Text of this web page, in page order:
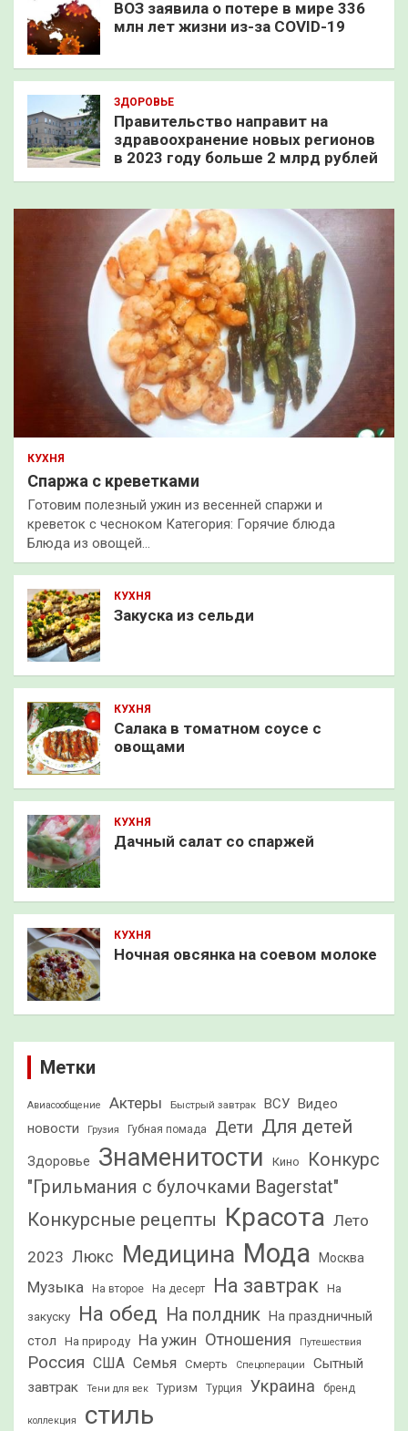
ВОЗ заявила о потере в мире 336
млн лет жизни из-за COVID-19
ЗДОРОВЬЕ
Правительство направит на
здравоохранение новых регионов
в 2023 году больше 2 млрд рублей
КУХНЯ
Спаржа с креветками
Готовим полезный ужин из весенней спаржи и
креветок с чесноком Категория: Горячие блюда
Блюда из овощей…
КУХНЯ
Закуска из сельди
КУХНЯ
Салака в томатном соусе с
овощами
КУХНЯ
Дачный салат со спаржей
КУХНЯ
Ночная овсянка на соевом молоке
Метки
Авиасообщение Актеры Быстрый завтрак ВСУ Видео
новости
Грузия Губная помада Дети Для детей
Здоровье Знаменитости Кино
Конкурс
"Грильмания с булочками Bagerstat"
Конкурсные рецепты Красота Лето
2023 Люкс Медицина Мода Москва
Музыка На второе На десерт На завтрак На
закуску На обед На полдник На праздничный
стол
На природу На ужин Отношения Путешествия
Россия США Семья Смерть Спецоперации
Сытный
завтрак
Тени для век Туризм Турция Украина бренд
коллекция стиль